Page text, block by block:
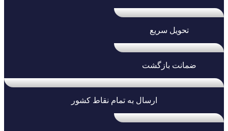
WS
سیم
کارت
دوربین
گیگابایت
تحویل سریع
ضمانت بازگشت
ارسال به تمام نقاط کشور